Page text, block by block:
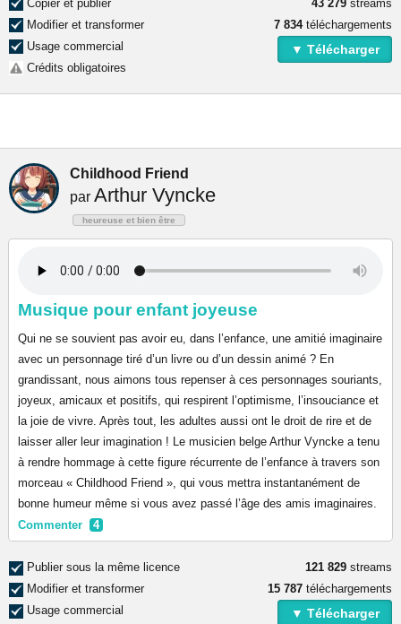
Copier et publier
Modifier et transformer
Usage commercial
Crédits obligatoires
43 279 streams
7 834téléchargements
▼ Télécharger
Childhood Friend
par Arthur Vyncke
heureuse et bien être
Musique pour enfant joyeuse
Qui ne se souvient pas avoir eu, dans l’enfance, une amitié imaginaire
avec un personnage tiré d’un livre ou d’un dessin animé ? En
grandissant, nous aimons tous repenser à ces personnages souriants,
joyeux, amicaux et positifs, qui respirent l’optimisme, l’insouciance et
la joie de vivre. Après tout, les adultes aussi ont le droit de rire et de
laisser aller leur imagination ! Le musicien belge Arthur Vyncke a tenu
à rendre hommage à cette figure récurrente de l’enfance à travers son
morceau « Childhood Friend », qui vous mettra instantanément de
bonne humeur même si vous avez passé l’âge des amis imaginaires.
Commenter 4
Publier sous la même licence
Modifier et transformer
Usage commercial
121 829 streams
15 787 téléchargements
▼ Télécharger